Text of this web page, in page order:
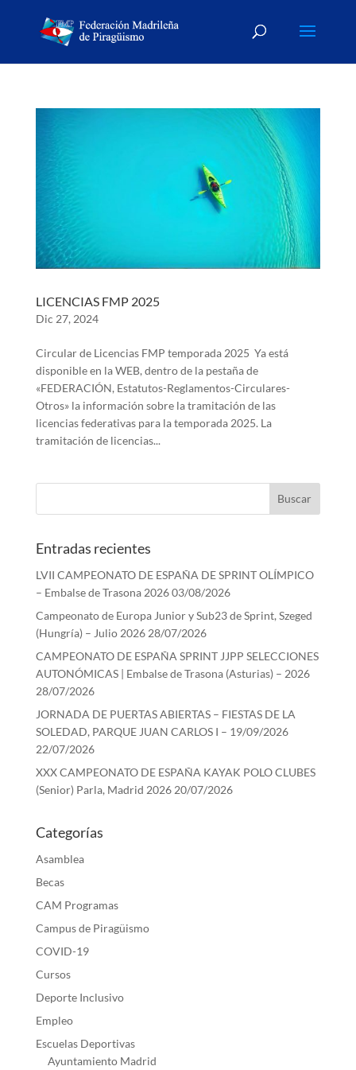
LICENCIAS FMP 2025
Dic 27, 2024
Circular de Licencias FMP temporada 2025 Ya está
disponible en la WEB, dentro de la pestaña de
«FEDERACIÓN, Estatutos-Reglamentos-Circulares-
Otros» la información sobre la tramitación de las
licencias federativas para la temporada 2025. La
tramitación de licencias...
Entradas recientes
LVII CAMPEONATO DE ESPAÑA DE SPRINT OLÍMPICO
– Embalse de Trasona 202603/08/2026
Campeonato de Europa Junior y Sub23 de Sprint, Szeged
(Hungría) – Julio 2026 28/07/2026
CAMPEONATO DE ESPAÑA SPRINT JJPP SELECCIONES
AUTONÓMICAS | Embalse de Trasona (Asturias) – 2026
28/07/2026
JORNADA DE PUERTAS ABIERTAS – FIESTAS DE LA
SOLEDAD, PARQUE JUAN CARLOS I – 19/09/2026
22/07/2026
XXX CAMPEONATO DE ESPAÑA KAYAK POLO CLUBES
(Senior) Parla, Madrid 2026 20/07/2026
Categorías
Asamblea
Becas
CAM Programas
Campus de Piragüismo
COVID-19
Cursos
Deporte Inclusivo
Empleo
Escuelas Deportivas
Ayuntamiento Madrid